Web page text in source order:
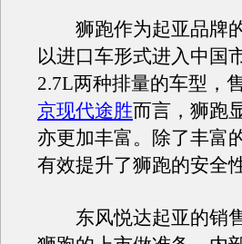
狮跑作为起亚品牌的
以进口车形式进入中国
2.7L两种排量的车型，
京现代途胜而言，狮跑
亦更加丰富。除了丰富
有效提升了狮跑的安全
东风悦达起亚的销售